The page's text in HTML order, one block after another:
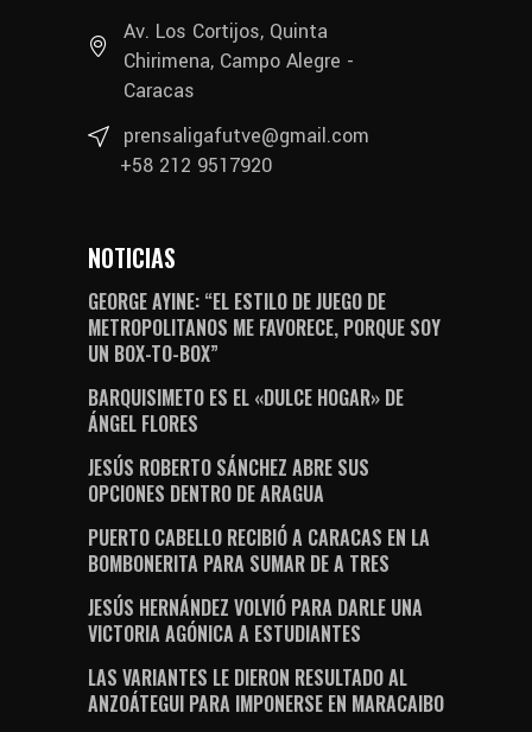
Av. Los Cortijos, Quinta
Chirimena, Campo Alegre -
Caracas
prensaligafutve@gmail.com
+58 212 9517920
NOTICIAS
GEORGE AYINE: “EL ESTILO DE JUEGO DE
METROPOLITANOS ME FAVORECE, PORQUE SOY
UN BOX-TO-BOX”
BARQUISIMETO ES EL «DULCE HOGAR» DE
ÁNGEL FLORES
JESÚS ROBERTO SÁNCHEZ ABRE SUS
OPCIONES DENTRO DE ARAGUA
PUERTO CABELLO RECIBIÓ A CARACAS EN LA
BOMBONERITA PARA SUMAR DE A TRES
JESÚS HERNÁNDEZ VOLVIÓ PARA DARLE UNA
VICTORIA AGÓNICA A ESTUDIANTES
LAS VARIANTES LE DIERON RESULTADO AL
ANZOÁTEGUI PARA IMPONERSE EN MARACAIBO